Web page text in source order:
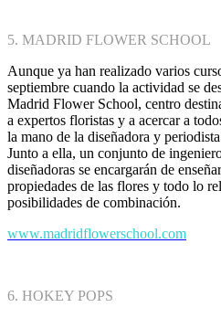
5. MADRID FLOWER SCHOOL
Aunque ya han realizado varios
septiembre cuando la actividad se
Madrid Flower School, centro
a expertos floristas y a acercar a
la mano de la diseñadora y
Junto a ella, un conjunto de
diseñadoras se encargarán de
propiedades de las flores y todo lo
posibilidades de combinación.
www.madridflowerschool.com
6. HOKEY POPS